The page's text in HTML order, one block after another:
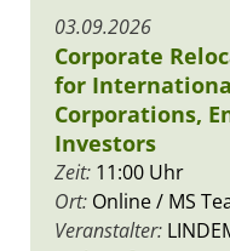
03.09.2026
Corporate
for
Corporations,
Investors
Zeit: 11:00 Uhr
Ort: Online / MS
Veranstalter: